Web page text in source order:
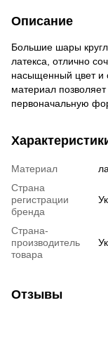
Описание
Большие шары
латекса, отлично
насыщенный цвет и
материал
первоначальную
Материал
Страна
регистрации
бренда
Страна-
производитель
товара
Отзывы